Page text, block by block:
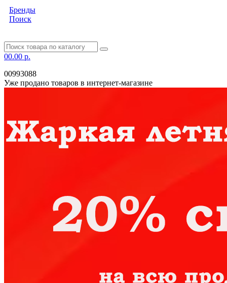
Бренды
Поиск
00.00 р.
00993088
Уже продано товаров в интернет-магазине